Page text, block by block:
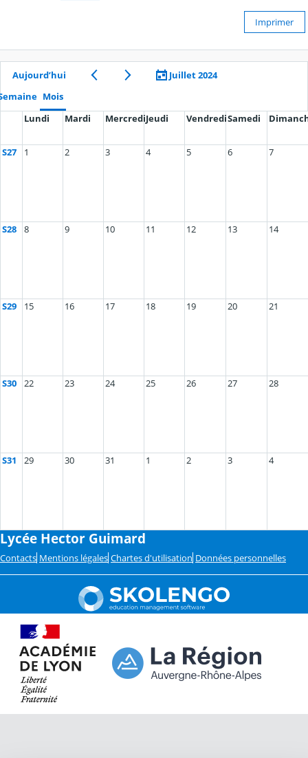
Imprimer
Aujourd’hui
Juillet 2024
Mois
Lundi
Mardi MercrediJeudi VendrediSamedi
S27 1 2 3 4 5 6 7
S28 8 9 10 11 12 13 14
S29 15 16 17 18 19 20 21
S30 22 23 24 25 26 27 28
S31 29 30 31 1 2 3 4
Lycée Hector Guimard
Contacts Mentions légales Chartes d'utilisation Données personnelles